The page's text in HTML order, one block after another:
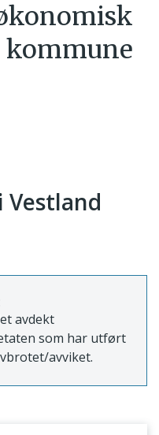
kommune
avdekt
som har utført
avviket.